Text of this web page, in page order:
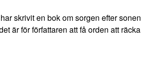
skrivit en bok om sorgen efter sonen
är för författaren att få orden att räcka